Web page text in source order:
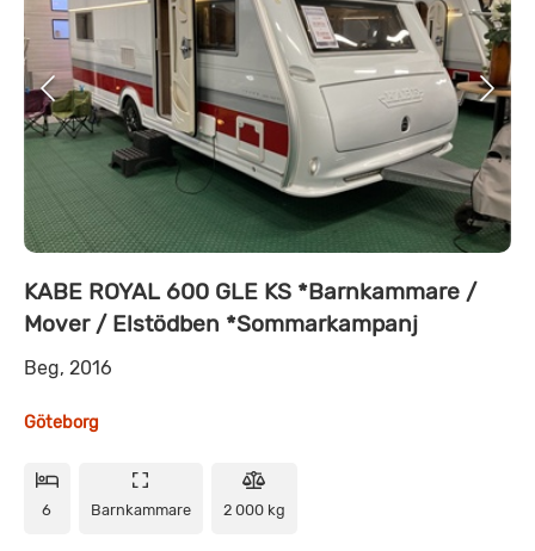
KABE ROYAL 600 GLE KS *Barnkammare /
Mover / Elstödben *Sommarkampanj
Beg, 2016
Göteborg
6 Barnkammare 2 000 kg